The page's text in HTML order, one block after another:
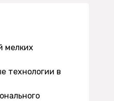
мелких
технологии в